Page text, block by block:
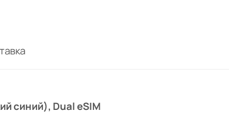
синий), Dual eSIM